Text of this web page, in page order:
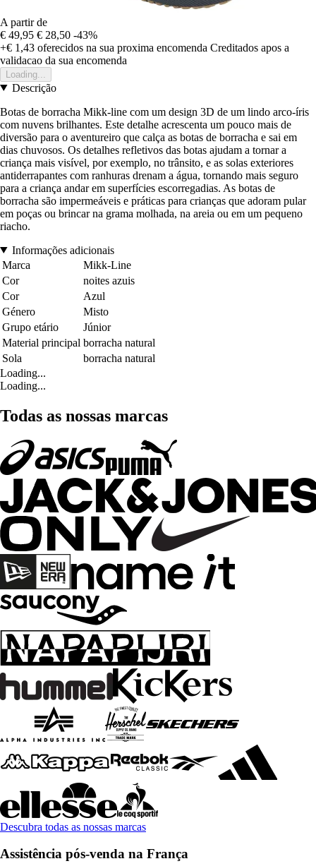
A partir de
€ 49,95 € 28,50 -43%
+€ 1,43 oferecidos na sua proxima encomenda Creditados apos a
validacao da sua encomenda
Loading...
Descrição
Botas de borracha Mikk-line com um design 3D de um lindo arco-íris
com nuvens brilhantes. Este detalhe acrescenta um pouco mais de
diversão para o aventureiro que calça as botas de borracha e sai em
dias chuvosos. Os detalhes refletivos das botas ajudam a tornar a
criança mais visível, por exemplo, no trânsito, e as solas exteriores
antiderrapantes com ranhuras drenam a água, tornando mais seguro
para a criança andar em superfícies escorregadias. As botas de
borracha são impermeáveis e práticas para crianças que adoram pular
em poças ou brincar na grama molhada, na areia ou em um pequeno
riacho.
Informações adicionais
Marca
Mikk-Line
Cor
noites azuis
Cor
Azul
Género
Misto
Grupo etário
Júnior
Material principal borracha natural
Sola
borracha natural
Loading...
Loading...
Todas as nossas marcas
Descubra todas as nossas marcas
Assistência pós-venda na França